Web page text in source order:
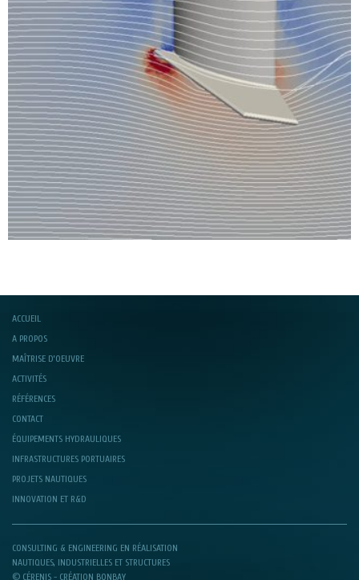
ACCUEIL
A PROPOS
MAÎTRISE D’OEUVRE
ACTIVITÉS
RÉFÉRENCES
CONTACT
ÉQUIPEMENTS HYDRAULIQUES
INFRASTRUCTURES PORTUAIRES
PROJETS NAUTIQUES
INNOVATION ET R&D
CONSULTING & ENGINEERING EN RÉALISATION
NAUTIQUES, INDUSTRIELLES ET STRUCTURES
© CÉRENIS - CRÉATION BONBAY